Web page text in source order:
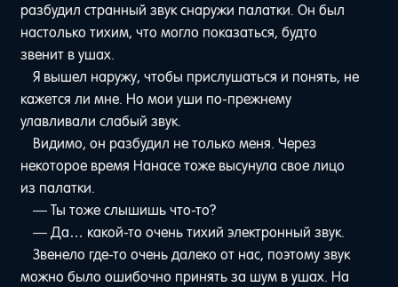
разбудил странный звук снаружи палатки. Он был
настолько тихим, что могло показаться, будто
звенит в ушах.
Я вышел наружу, чтобы прислушаться и понять, не
кажется ли мне. Но мои уши по-прежнему
улавливали слабый звук.
Видимо, он разбудил не только меня. Через
некоторое время Нанасе тоже высунула свое лицо
из палатки.
— Ты тоже слышишь что-то?
— Да… какой-то очень тихий электронный звук.
Звенело где-то очень далеко от нас, поэтому звук
можно было ошибочно принять за шум в ушах. На